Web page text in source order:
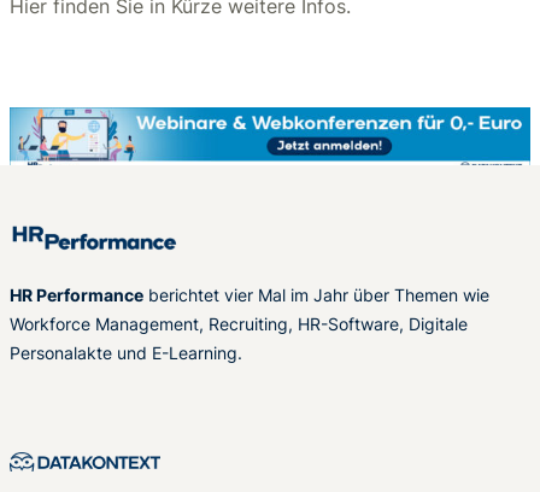
Hier finden Sie in Kürze weitere Infos.
HR Performance berichtet vier Mal im Jahr über Themen wie
Workforce Management, Recruiting, HR-Software, Digitale
Personalakte und E-Learning.